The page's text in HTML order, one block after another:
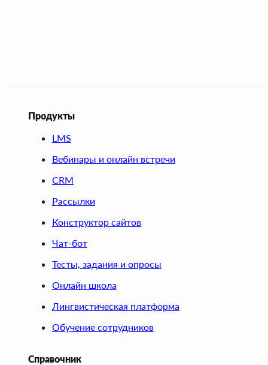
Продукты
LMS
Вебинары и онлайн встречи
CRM
Рассылки
Конструктор сайтов
Чат-бот
Тесты, задания и опросы
Онлайн школа
Лингвистическая платформа
Обучение сотрудников
Справочник